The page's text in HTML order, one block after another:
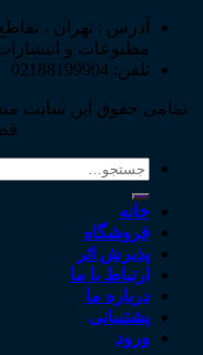
آدرس : تهران ،
مطبوعات و
تلفن: 02188199904
تمامی حقوق این سایت
جستجو
خانه
فروشگاه
پذیرش اثر
ارتباط با ما
درباره ما
پشتیبانی
ورود